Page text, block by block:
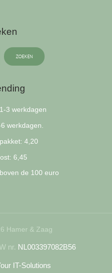
ZOEKEN
3 werkdagen
werkdagen.
4,20
6,45
de 100 euro
Hamer & Zaag
nr. NL003397082B56
IT-Solutions